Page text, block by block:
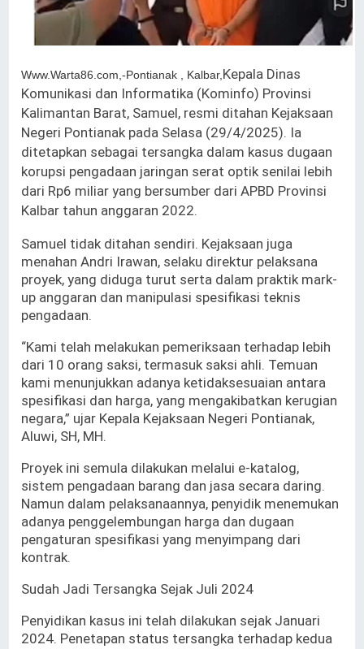
Www.Warta86.com,-Pontianak , Kalbar,Kepala Dinas
Komunikasi dan Informatika (Kominfo) Provinsi
Kalimantan Barat, Samuel, resmi ditahan Kejaksaan
Negeri Pontianak pada Selasa (29/4/2025). Ia
ditetapkan sebagai tersangka dalam kasus dugaan
korupsi pengadaan jaringan serat optik senilai lebih
dari Rp6 miliar yang bersumber dari APBD Provinsi
Kalbar tahun anggaran 2022.
Samuel tidak ditahan sendiri. Kejaksaan juga
menahan Andri Irawan, selaku direktur pelaksana
proyek, yang diduga turut serta dalam praktik mark-
up anggaran dan manipulasi spesifikasi teknis
pengadaan.
“Kami telah melakukan pemeriksaan terhadap lebih
dari 10 orang saksi, termasuk saksi ahli. Temuan
kami menunjukkan adanya ketidaksesuaian antara
spesifikasi dan harga, yang mengakibatkan kerugian
negara,” ujar Kepala Kejaksaan Negeri Pontianak,
Aluwi, SH, MH.
Proyek ini semula dilakukan melalui e-katalog,
sistem pengadaan barang dan jasa secara daring.
Namun dalam pelaksanaannya, penyidik menemukan
adanya penggelembungan harga dan dugaan
pengaturan spesifikasi yang menyimpang dari
kontrak.
Sudah Jadi Tersangka Sejak Juli 2024
Penyidikan kasus ini telah dilakukan sejak Januari
2024. Penetapan status tersangka terhadap kedua